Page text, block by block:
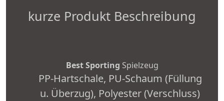
kurze Produkt Beschreibung
Best Sporting Spielzeug
PP-Hartschale, PU-Schaum (Füllung
u. Überzug), Polyester (Verschluss)